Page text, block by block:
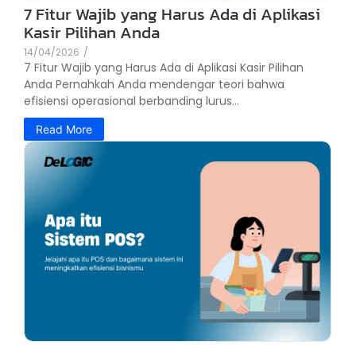
7 Fitur Wajib yang Harus Ada di Aplikasi
Kasir Pilihan Anda
14/04/2026 /
7 Fitur Wajib yang Harus Ada di Aplikasi Kasir Pilihan
Anda Pernahkah Anda mendengar teori bahwa
efisiensi operasional berbanding lurus...
Read More